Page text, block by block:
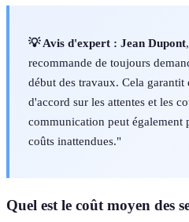
💡 Avis d'expert : Jean Dupont
recommande de toujours
début des travaux. Cela garantit
d'accord sur les attentes et les
communication peut également
coûts inattendues."
Quel est le coût moyen des